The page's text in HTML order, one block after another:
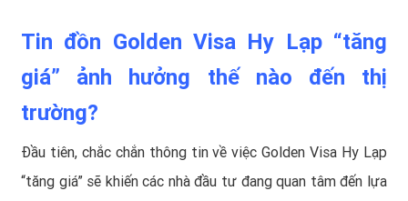
Tin đồn Golden Visa Hy Lạp “tăng
giá” ảnh hưởng thế nào đến thị
trường?
Đầu tiên, chắc chắn thông tin về việc Golden Visa Hy Lạp
“tăng giá” sẽ khiến các nhà đầu tư đang quan tâm đến lựa